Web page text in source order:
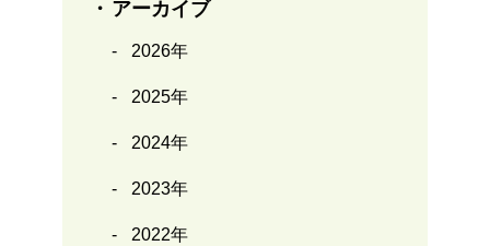
アーカイブ
2026年
2025年
2024年
2023年
2022年